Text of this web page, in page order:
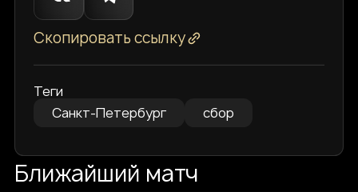
Скопировать ссылку
Теги
Санкт-Петербург
сбор
Ближайший матч